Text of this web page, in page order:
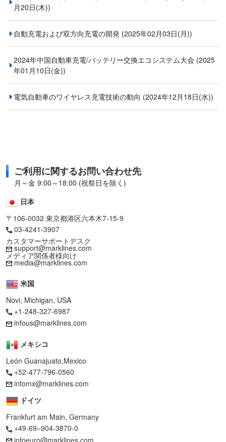
月20日(木))
自動充電および双方向充電の開発 (2025年02月03日(月))
2024年中国自動車充電/バッテリー交換エコシステム大会 (2025
年01月10日(金))
電気自動車のワイヤレス充電技術の動向 (2024年12月18日(水))
ご利用に関するお問い合わせ先
月～金 9:00～18:00 (祝祭日を除く)
日本
〒106-0032 東京都港区六本木7-15-9
03-4241-3907
カスタマーサポートデスク
support@marklines.com
メディア関係者様向け
media@marklines.com
米国
Novi, Michigan, USA
+1-248-327-6987
infous@marklines.com
メキシコ
León Guanajuato,Mexico
+52-477-796-0560
infomx@marklines.com
ドイツ
Frankfurt am Main, Germany
+49-69–904-3870-0
infoeuro@marklines.com